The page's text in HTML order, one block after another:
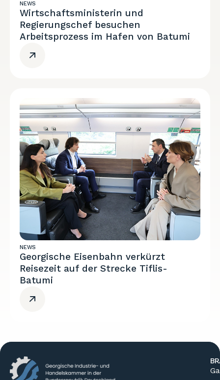
NEWS
Wirtschaftsministerin und
Regierungschef besuchen
Arbeitsprozess im Hafen von Batumi
NEWS
Georgische Eisenbahn verkürzt
Reisezeit auf der Strecke Tiflis-
Batumi